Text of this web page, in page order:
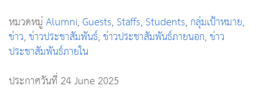
หมวดหมู่Alumni,Guests,Staffs,Students, กลุ่มเป้าหมาย,
ข่าว,ข่าวประชาสัมพันธ์,ข่าวประชาสัมพันธ์ภายนอก,ข่าว
ประชาสัมพันธ์ภายใน
ประกาศวันที่ 24 June 2025